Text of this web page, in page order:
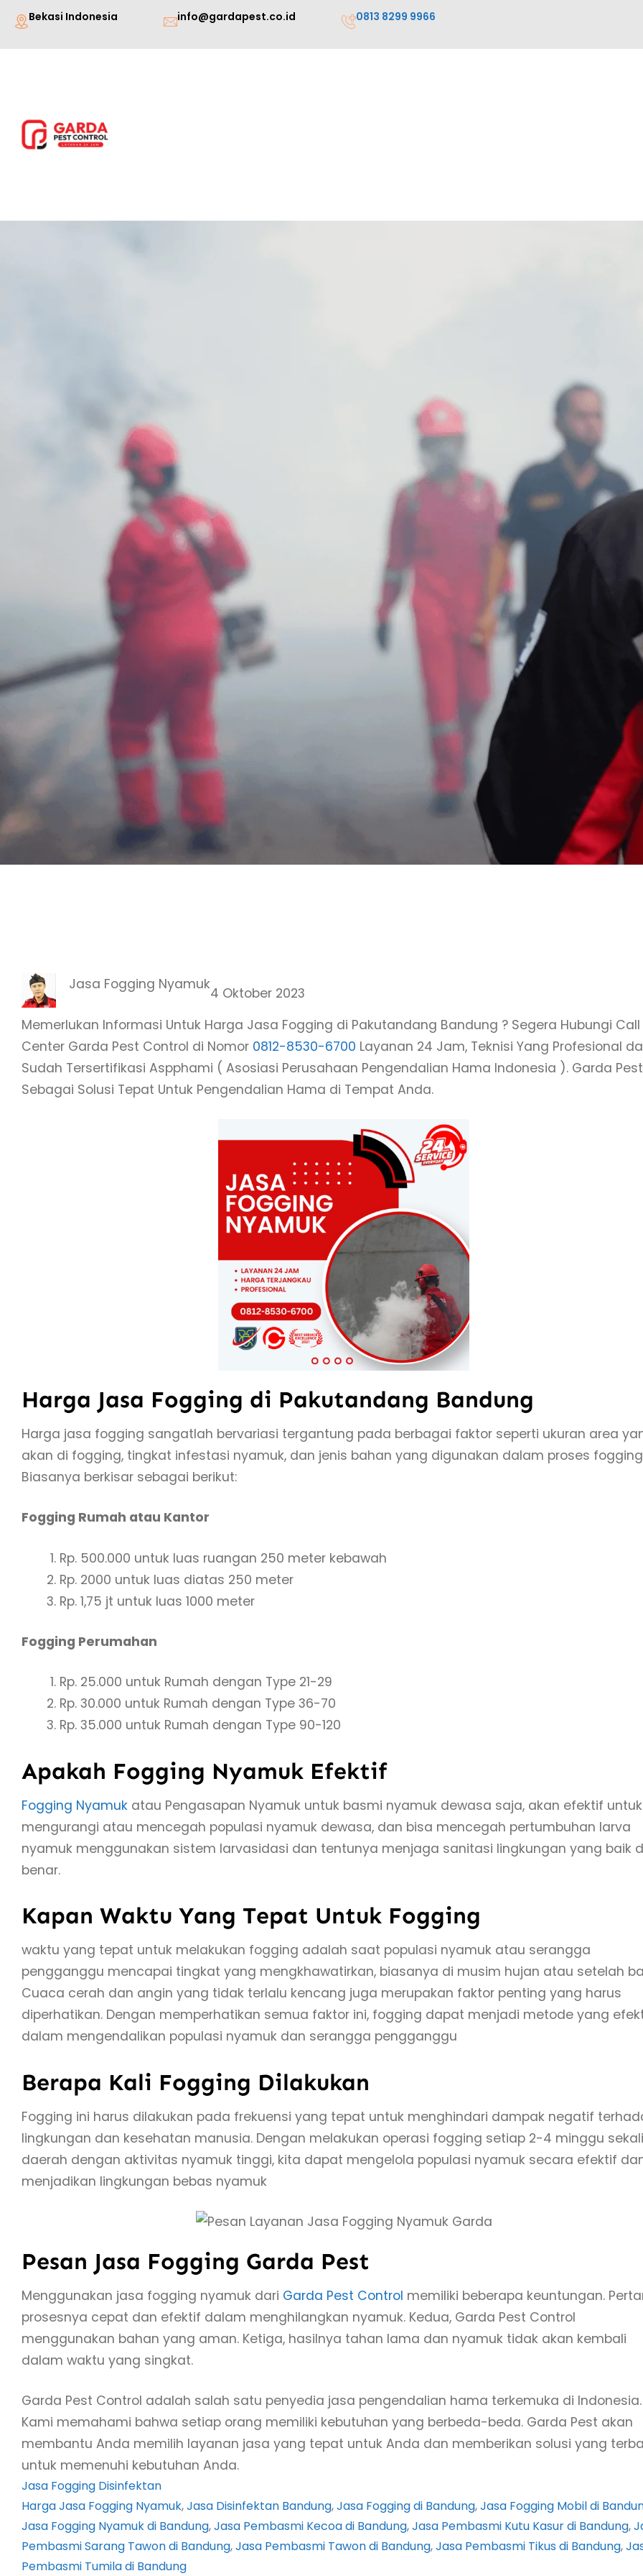
Lewati
konten
Bekasi Indonesia info@gardapest.co.id 0813 8299 9966
Jasa Fogging Nyamuk
4 Oktober 2023
Memerlukan Informasi Untuk Harga Jasa Fogging di Pakutandang Bandung ? Segera Hubungi Call
Center Garda Pest Control di Nomor 0812-8530-6700 Layanan 24 Jam, Teknisi Yang Profesional
Sudah Tersertifikasi Aspphami ( Asosiasi Perusahaan Pengendalian Hama Indonesia ). Garda Pest
Sebagai Solusi Tepat Untuk Pengendalian Hama di Tempat Anda.
Harga Jasa Fogging di Pakutandang Bandung
Harga jasa fogging sangatlah bervariasi tergantung pada berbagai faktor seperti ukuran area
akan di fogging, tingkat infestasi nyamuk, dan jenis bahan yang digunakan dalam proses
Biasanya berkisar sebagai berikut:
Fogging Rumah atau Kantor
Rp. 500.000 untuk luas ruangan 250 meter kebawah
Rp. 2000 untuk luas diatas 250 meter
Rp. 1,75 jt untuk luas 1000 meter
Fogging Perumahan
Rp. 25.000 untuk Rumah dengan Type 21-29
Rp. 30.000 untuk Rumah dengan Type 36-70
Rp. 35.000 untuk Rumah dengan Type 90-120
Apakah Fogging Nyamuk Efektif
Fogging Nyamuk atau Pengasapan Nyamuk untuk basmi nyamuk dewasa saja, akan efektif untuk
mengurangi atau mencegah populasi nyamuk dewasa, dan bisa mencegah pertumbuhan larva
nyamuk menggunakan sistem larvasidasi dan tentunya menjaga sanitasi lingkungan yang baik
benar.
Kapan Waktu Yang Tepat Untuk Fogging
waktu yang tepat untuk melakukan fogging adalah saat populasi nyamuk atau serangga
pengganggu mencapai tingkat yang mengkhawatirkan, biasanya di musim hujan atau setelah
Cuaca cerah dan angin yang tidak terlalu kencang juga merupakan faktor penting yang harus
diperhatikan. Dengan memperhatikan semua faktor ini, fogging dapat menjadi metode yang
dalam mengendalikan populasi nyamuk dan serangga pengganggu
Berapa Kali Fogging Dilakukan
Fogging ini harus dilakukan pada frekuensi yang tepat untuk menghindari dampak negatif
lingkungan dan kesehatan manusia. Dengan melakukan operasi fogging setiap 2-4 minggu
daerah dengan aktivitas nyamuk tinggi, kita dapat mengelola populasi nyamuk secara efektif
menjadikan lingkungan bebas nyamuk
Pesan Jasa Fogging Garda Pest
Menggunakan jasa fogging nyamuk dari Garda Pest Control memiliki beberapa keuntungan.
prosesnya cepat dan efektif dalam menghilangkan nyamuk. Kedua, Garda Pest Control
menggunakan bahan yang aman. Ketiga, hasilnya tahan lama dan nyamuk tidak akan kembali
dalam waktu yang singkat.
Garda Pest Control adalah salah satu penyedia jasa pengendalian hama terkemuka di Indonesia.
Kami memahami bahwa setiap orang memiliki kebutuhan yang berbeda-beda. Garda Pest akan
membantu Anda memilih layanan jasa yang tepat untuk Anda dan memberikan solusi yang
untuk memenuhi kebutuhan Anda.
Jasa Fogging Disinfektan
Harga Jasa Fogging Nyamuk, Jasa Disinfektan Bandung, Jasa Fogging di Bandung, Jasa Fogging Mobil di
Jasa Fogging Nyamuk di Bandung, Jasa Pembasmi Kecoa di Bandung, Jasa Pembasmi Kutu Kasur di Bandung,
Pembasmi Sarang Tawon di Bandung, Jasa Pembasmi Tawon di Bandung, Jasa Pembasmi Tikus di Bandung,
Pembasmi Tumila di Bandung